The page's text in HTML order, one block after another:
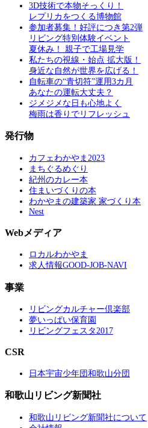
3D技術で本物そっくり！
レプリカをつくる博物館
参加者募集！好評につき第2弾
リビング特別体験イベント
夏休み！ 親子で工場見学
私たちの視線・始点 拡大版！
身近な自然が世界を広げる！
自転車の“青切符”運用3カ月
あなたの運転大丈夫？
ジメジメな日も心地よく
梅雨は香りでリフレッシュ
発行物
カフェわかやま2023
まちぐるめぐり
紀州のカレー本
住まいづくりの本
わかやまの建築家 家づくり本
Nest
Webメディア
ロカルわかやま
求人情報GOOD-JOB-NAVI
事業
リビングカルチャー倶楽部
夢いっぱい保育園
リビングフェスタ2017
CSR
日本宇宙少年団和歌山分団
和歌山リビング新聞社
和歌山リビング新聞社について